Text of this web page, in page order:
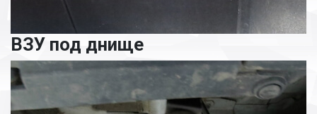
ВЗУ под днище